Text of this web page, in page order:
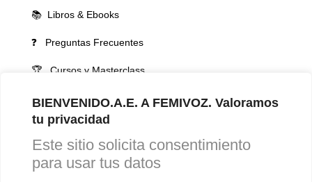
BIENVENIDO.A.E. A FEMIVOZ. Valoramos
tu privacidad
Este sitio solicita consentimiento
para usar tus datos
📚 Libros & Ebooks
❓ Preguntas Frecuentes
🏆 Cursos y Masterclass
VOCES LGBTQIA+ 🏳️‍🌈
▪️ Feminización de la voz
▪️ Masculinización de la voz
▪️ Neutralización de la voz